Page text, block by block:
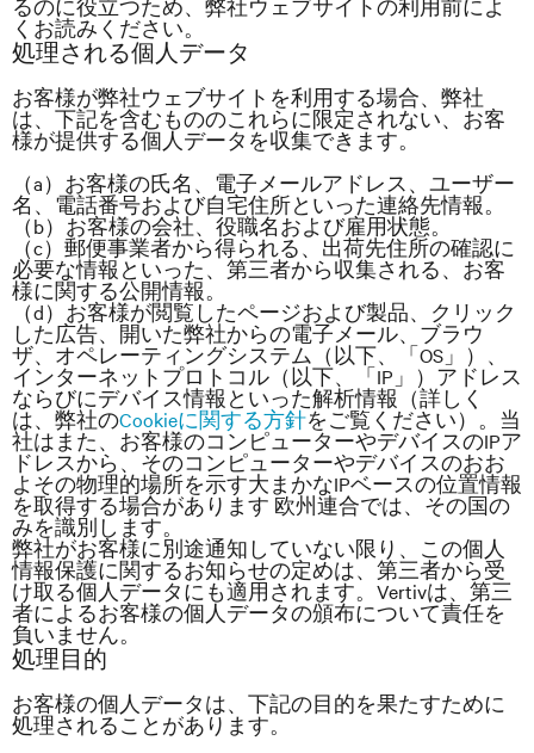
るのに役立つため、弊社ウェブサイトの利用前によ
くお読みください。
処理される個人データ
お客様が弊社ウェブサイトを利用する場合、弊社
は、下記を含むもののこれらに限定されない、お客
様が提供する個人データを収集できます。
（a）お客様の氏名、電子メールアドレス、ユーザー
名、電話番号および自宅住所といった連絡先情報。
（b）お客様の会社、役職名および雇用状態。
（c）郵便事業者から得られる、出荷先住所の確認に
必要な情報といった、第三者から収集される、お客
様に関する公開情報。
（d）お客様が閲覧したページおよび製品、クリック
した広告、開いた弊社からの電子メール、ブラウ
ザ、オペレーティングシステム（以下、「OS」）、
インターネットプロトコル（以下、「IP」）アドレス
ならびにデバイス情報といった解析情報（詳しく
は、弊社のCookieに関する方針をご覧ください）。当
社はまた、お客様のコンピューターやデバイスのIPア
ドレスから、そのコンピューターやデバイスのおお
よその物理的場所を示す大まかなIPベースの位置情報
を取得する場合があります 欧州連合では、その国の
みを識別します。
弊社がお客様に別途通知していない限り、この個人
情報保護に関するお知らせの定めは、第三者から受
け取る個人データにも適用されます。Vertivは、第三
者によるお客様の個人データの頒布について責任を
負いません。
処理目的
お客様の個人データは、下記の目的を果たすために
処理されることがあります。